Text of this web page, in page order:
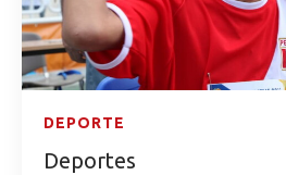
DEPORTE
Deportes